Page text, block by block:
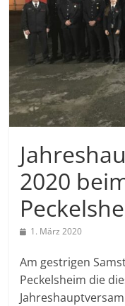
2020
1. März 2020
Am gestrigen
Peckelsheim die